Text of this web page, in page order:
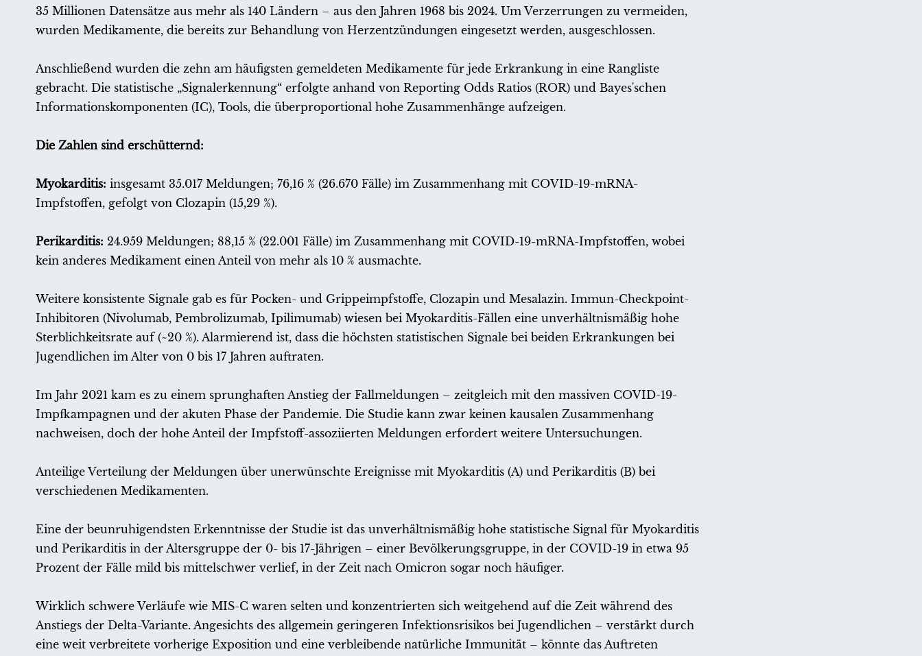
35 Millionen Datensätze aus mehr als 140 Ländern – aus den Jahren 1968 bis 2024. Um Verzerrungen zu vermeiden,
wurden Medikamente, die bereits zur Behandlung von Herzentzündungen eingesetzt werden, ausgeschlossen.
Anschließend wurden die zehn am häufigsten gemeldeten Medikamente für jede Erkrankung in eine Rangliste
gebracht. Die statistische „Signalerkennung“ erfolgte anhand von Reporting Odds Ratios (ROR) und Bayes'schen
Informationskomponenten (IC), Tools, die überproportional hohe Zusammenhänge aufzeigen.
Die Zahlen sind erschütternd:
Myokarditis: insgesamt 35.017 Meldungen; 76,16 % (26.670 Fälle) im Zusammenhang mit COVID-19-mRNA-
Impfstoffen, gefolgt von Clozapin (15,29 %).
Perikarditis: 24.959 Meldungen; 88,15 % (22.001 Fälle) im Zusammenhang mit COVID-19-mRNA-Impfstoffen, wobei
kein anderes Medikament einen Anteil von mehr als 10 % ausmachte.
Weitere konsistente Signale gab es für Pocken- und Grippeimpfstoffe, Clozapin und Mesalazin. Immun-Checkpoint-
Inhibitoren (Nivolumab, Pembrolizumab, Ipilimumab) wiesen bei Myokarditis-Fällen eine unverhältnismäßig hohe
Sterblichkeitsrate auf (~20 %). Alarmierend ist, dass die höchsten statistischen Signale bei beiden Erkrankungen bei
Jugendlichen im Alter von 0 bis 17 Jahren auftraten.
Im Jahr 2021 kam es zu einem sprunghaften Anstieg der Fallmeldungen – zeitgleich mit den massiven COVID-19-
Impfkampagnen und der akuten Phase der Pandemie. Die Studie kann zwar keinen kausalen Zusammenhang
nachweisen, doch der hohe Anteil der Impfstoff-assoziierten Meldungen erfordert weitere Untersuchungen.
Anteilige Verteilung der Meldungen über unerwünschte Ereignisse mit Myokarditis (A) und Perikarditis (B) bei
verschiedenen Medikamenten.
Eine der beunruhigendsten Erkenntnisse der Studie ist das unverhältnismäßig hohe statistische Signal für Myokarditis
und Perikarditis in der Altersgruppe der 0- bis 17-Jährigen – einer Bevölkerungsgruppe, in der COVID-19 in etwa 95
Prozent der Fälle mild bis mittelschwer verlief, in der Zeit nach Omicron sogar noch häufiger.
Wirklich schwere Verläufe wie MIS-C waren selten und konzentrierten sich weitgehend auf die Zeit während des
Anstiegs der Delta-Variante. Angesichts des allgemein geringeren Infektionsrisikos bei Jugendlichen – verstärkt durch
eine weit verbreitete vorherige Exposition und eine verbleibende natürliche Immunität – könnte das Auftreten